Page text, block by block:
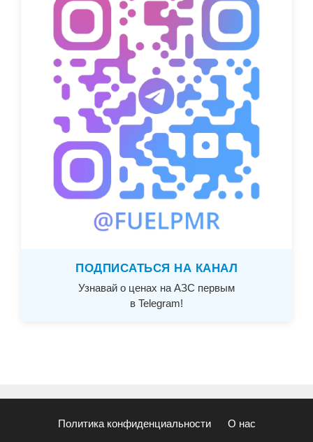
ПОДПИСАТЬСЯ НА КАНАЛ
Узнавай о ценах на АЗС первым
в Telegram!
Политика конфиденциальности О нас